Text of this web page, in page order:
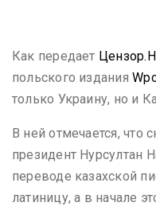
Как передает
польского издания
только Украину, но и
В ней отмечается, что
президент Нурсултан
переводе казахской
латиницу, а в начале